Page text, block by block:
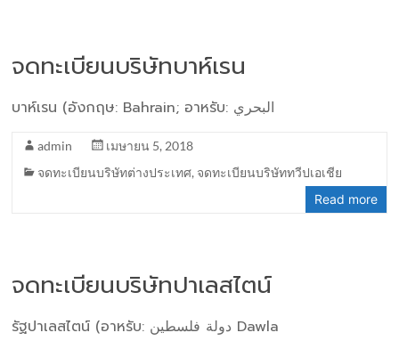
จดทะเบียนบริษัทบาห์เรน
บาห์เรน (อังกฤษ: Bahrain; อาหรับ: البحري
admin
เมษายน 5, 2018
จดทะเบียนบริษัทต่างประเทศ, จดทะเบียนบริษัททวีปเอเชีย
Read more
จดทะเบียนบริษัทปาเลสไตน์
รัฐปาเลสไตน์ (อาหรับ: دولة فلسطين‎ Dawla